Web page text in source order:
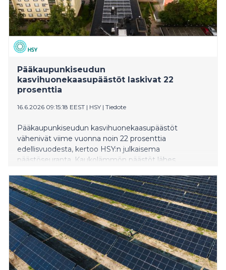
Pääkaupunkiseudun
kasvihuonekaasupäästöt laskivat 22
prosenttia
16.6.2026 09:15:18 EEST | HSY | Tiedote
Pääkaupunkiseudun kasvihuonekaasupäästöt
vähenivät viime vuonna noin 22 prosenttia
edellisvuodesta, kertoo HSY:n julkaisema
päästöseuranta. Kaukolämmön päästöt lähes
vähentyi huomattavasti.